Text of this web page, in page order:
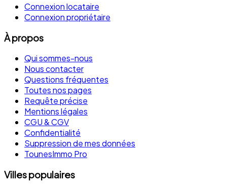
Connexion locataire
Connexion propriétaire
À propos
Qui sommes-nous
Nous contacter
Questions fréquentes
Toutes nos pages
Requête précise
Mentions légales
CGU & CGV
Confidentialité
Suppression de mes données
TounesImmo Pro
Villes populaires